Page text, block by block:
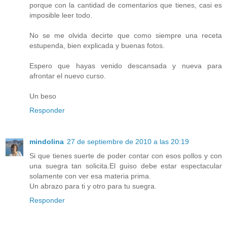
porque con la cantidad de comentarios que tienes, casi es
imposible leer todo.
No se me olvida decirte que como siempre una receta
estupenda, bien explicada y buenas fotos.
Espero que hayas venido descansada y nueva para
afrontar el nuevo curso.
Un beso
Responder
mindolina 27 de septiembre de 2010 a las 20:19
Si que tienes suerte de poder contar con esos pollos y con
una suegra tan solicita.El guiso debe estar espectacular
solamente con ver esa materia prima.
Un abrazo para ti y otro para tu suegra.
Responder